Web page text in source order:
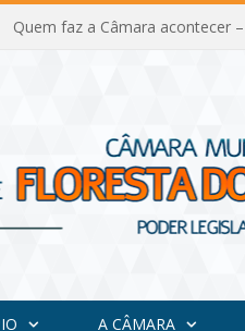
Quem faz a Câmara acontecer
A CÂMARA